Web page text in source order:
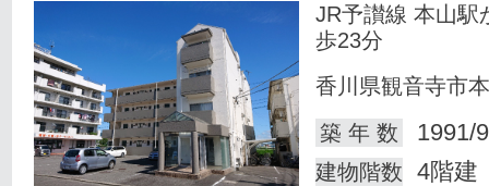
JR予讃線 本山駅
歩23分
香川県観音寺市
築 年 数
1991/
建物階数 4階建